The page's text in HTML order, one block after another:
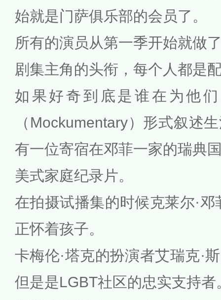
始就是门萨俱乐部的会员了。
所有的演员从第一季开始就做
剧集主角的头衔，每个人都是
如果好奇到底是谁在为他
（Mockumentary）形式叙述
有一位寄宿在邓菲一家的瑞典
美式家庭纪录片。
在拍摄试播集的时候克莱尔·邓
正怀着孩子。
卡梅伦·塔克的扮演者艾瑞克·
但是是LGBT社区的忠实支持者